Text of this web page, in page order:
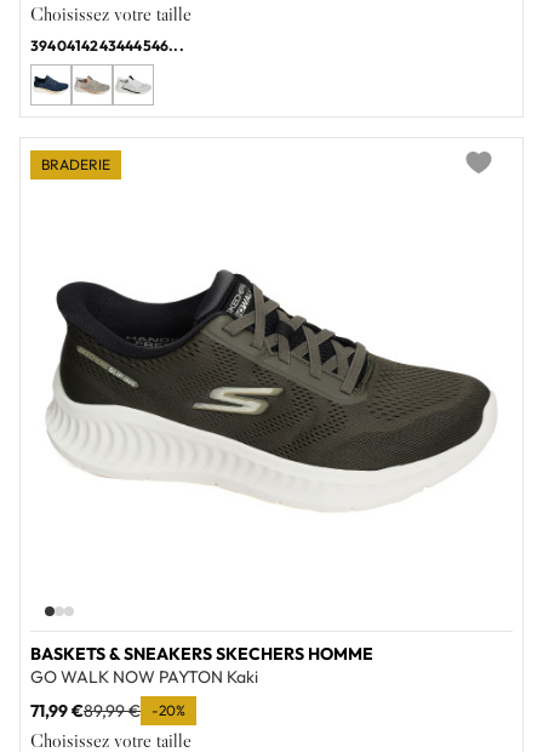
Choisissez votre taille
3940414243444546...
BASKETS & SNEAKERS SKECHERS HOMME
GO WALK NOW PAYTON Kaki
71,99 €89,99 € -20%
Choisissez votre taille
BRADERIE